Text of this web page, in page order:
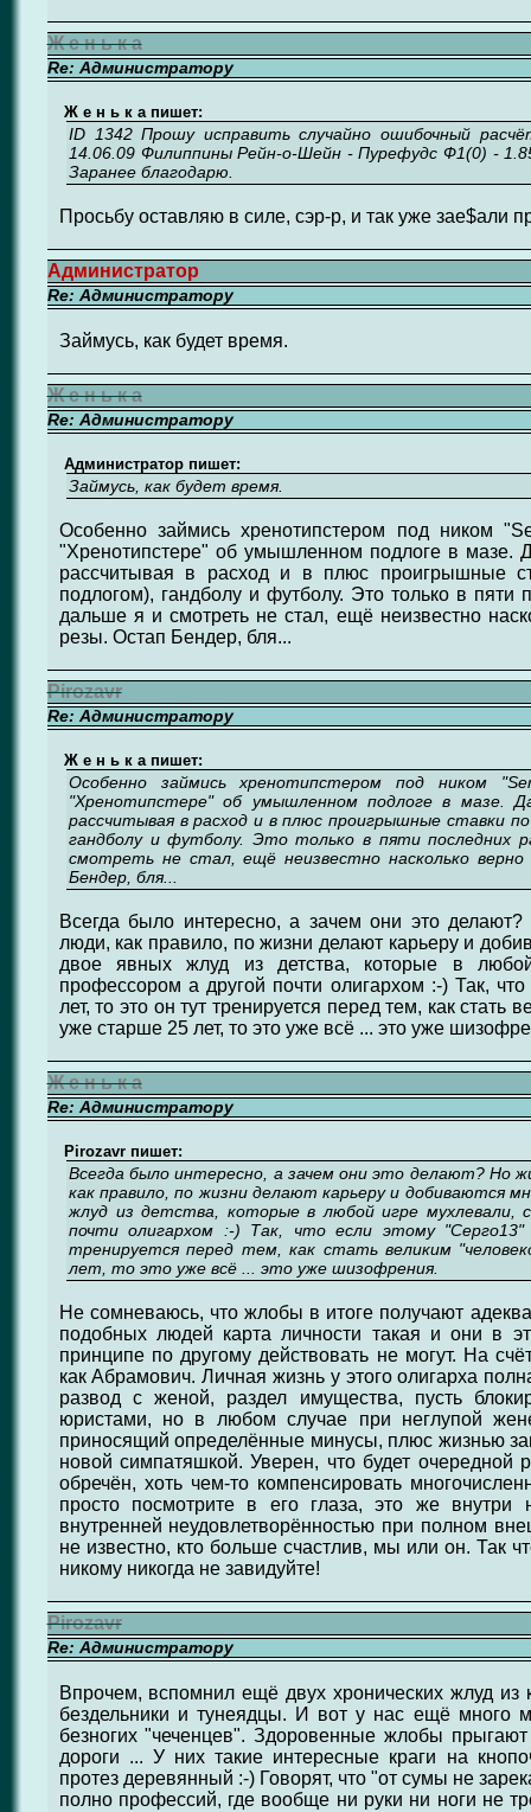
Ж е н ь к а
Re: Администратору
Ж е н ь к а пишет:
ID 1342 Прошу исправить случайно ошибочный
14.06.09 Филиппины Рейн-о-Шейн - Пурефудс Ф1(0) -
Заранее благодарю.
Просьбу оставляю в силе, сэр-р, и так уже зае$али
Администратор
Re: Администратору
Займусь, как будет время.
Ж е н ь к а
Re: Администратору
Администратор пишет:
Займусь, как будет время.
Особенно займись хренотипстером под ником
"Хренотипстере" об умышленном подлоге в мазе.
рассчитывая в расход и в плюс проигрышные
подлогом), гандболу и футболу. Это только в пяти
дальше я и смотреть не стал, ещё неизвестно
резы. Остап Бендер, бля...
Pirozavr
Re: Администратору
Ж е н ь к а пишет:
Особенно займись хренотипстером под ником
"Хренотипстере" об умышленном подлоге в мазе.
рассчитывая в расход и в плюс проигрышные ставки
гандболу и футболу. Это только в пяти последних
смотреть не стал, ещё неизвестно насколько
Бендер, бля...
Всегда было интересно, а зачем они это делают?
люди, как правило, по жизни делают карьеру и
двое явных жлуд из детства, которые в
профессором а другой почти олигархом :-) Так,
лет, то это он тут тренируется перед тем, как стать
уже старше 25 лет, то это уже всё ... это уже
Ж е н ь к а
Re: Администратору
Pirozavr пишет:
Всегда было интересно, а зачем они это делают? Но
как правило, по жизни делают карьеру и добиваются
жлуд из детства, которые в любой игре мухлевали,
почти олигархом :-) Так, что если этому
тренируется перед тем, как стать великим
лет, то это уже всё ... это уже шизофрения.
Не сомневаюсь, что жлобы в итоге получают
подобных людей карта личности такая и они в
принципе по другому действовать не могут. На
как Абрамович. Личная жизнь у этого олигарха
развод с женой, раздел имущества, пусть
юристами, но в любом случае при неглупой
приносящий определённые минусы, плюс жизнью
новой симпатяшкой. Уверен, что будет очередной
обречён, хоть чем-то компенсировать
просто посмотрите в его глаза, это же внутри
внутренней неудовлетворённостью при полном
не известно, кто больше счастлив, мы или он. Так
никому никогда не завидуйте!
Pirozavr
Re: Администратору
Впрочем, вспомнил ещё двух хронических жлуд из
бездельники и тунеядцы. И вот у нас ещё много
безногих "чеченцев". Здоровенные жлобы
дороги ... У них такие интересные краги на
протез деревянный :-) Говорят, что "от сумы не
полно профессий, где вообще ни руки ни ноги не